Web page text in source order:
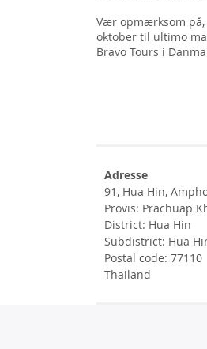
Vær opmærksom på,
oktober til ultimo
Bravo Tours i
Adresse
91, Hua Hin,
Provis: Prachuap
District: Hua Hin
Subdistrict: Hua
Postal code: 77110
Thailand